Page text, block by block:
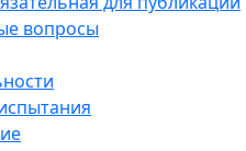
вопросы